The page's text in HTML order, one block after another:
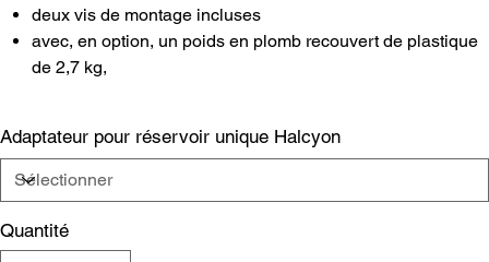
deux vis de montage incluses
avec, en option, un poids en plomb recouvert de plastique
de 2,7 kg,
Adaptateur pour réservoir unique Halcyon
Quantité